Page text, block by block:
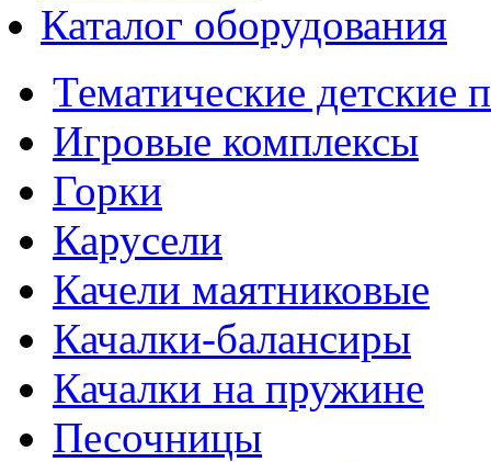
Каталог оборудования
Тематические детские
Игровые комплексы
Горки
Карусели
Качели маятниковые
Качалки-балансиры
Качалки на пружине
Песочницы